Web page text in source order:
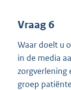
Vraag 6
Waar doelt u
in de media
zorgverlening
groep